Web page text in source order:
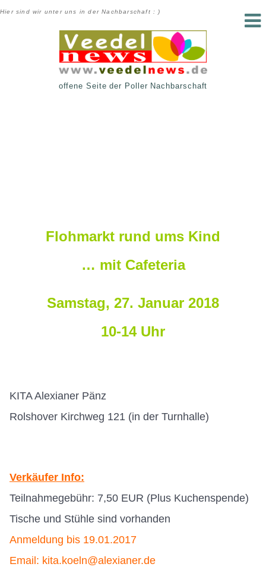
Hier sind wir unter uns in der Nachbarschaft : )
offene Seite der Poller Nachbarschaft
Flohmarkt rund ums Kind
… mit Cafeteria
Samstag, 27. Januar 2018
10-14 Uhr
KITA Alexianer Pänz
Rolshover Kirchweg 121 (in der Turnhalle)
Verkäufer Info:
Teilnahmegebühr: 7,50 EUR (Plus Kuchenspende)
Tische und Stühle sind vorhanden
Anmeldung bis 19.01.2017
Email: kita.koeln@alexianer.de